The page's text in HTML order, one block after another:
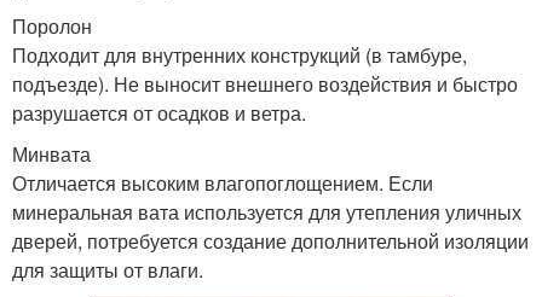
Поролон
Подходит для внутренних конструкций (в тамбуре,
подъезде). Не выносит внешнего воздействия и быстро
разрушается от осадков и ветра.
Минвата
Отличается высоким влагопоглощением. Если
минеральная вата используется для утепления уличных
дверей, потребуется создание дополнительной изоляции
для защиты от влаги.